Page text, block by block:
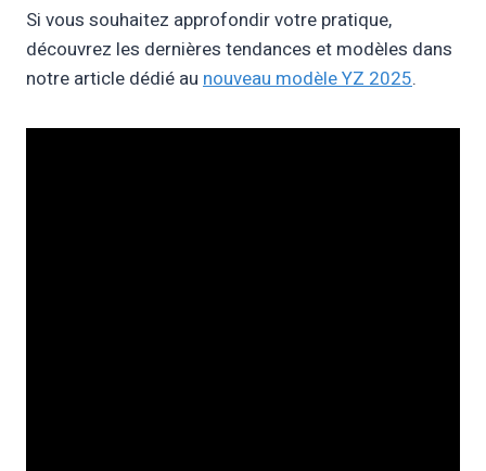
Si vous souhaitez approfondir votre pratique,
découvrez les dernières tendances et modèles dans
notre article dédié au nouveau modèle YZ 2025.